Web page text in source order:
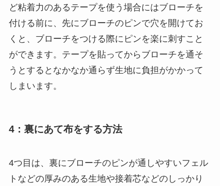
ど粘着力のあるテープを使う場合にはブローチを
付ける前に、先にブローチのピンで穴を開けてお
くと、ブローチをつける際にピンを楽に刺すこと
ができます。テープを貼ってからブローチを通そ
うとするとなかなか通らず生地に負担がかかって
しまいます。
4：裏にあて布をする方法
4つ目は、裏にブローチのピンが通しやすいフェル
トなどの厚みのある生地や接着芯などのしっかり